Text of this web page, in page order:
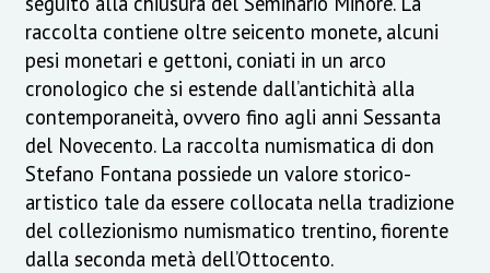
raccolta contiene oltre seicento monete, alcuni
pesi monetari e gettoni, coniati in un arco
cronologico che si estende dall’antichità alla
contemporaneità, ovvero fino agli anni Sessanta
del Novecento. La raccolta numismatica di don
Stefano Fontana possiede un valore storico-
artistico tale da essere collocata nella tradizione
del collezionismo numismatico trentino, fiorente
dalla seconda metà dell’Ottocento.